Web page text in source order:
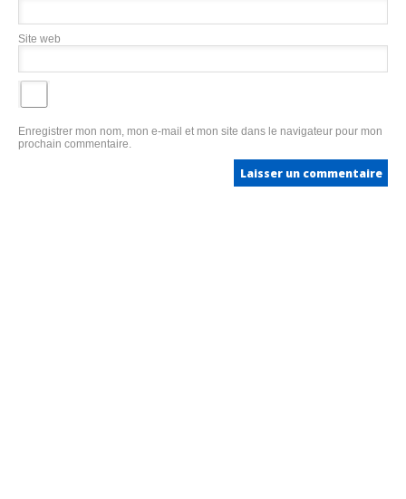
Site web
Enregistrer mon nom, mon e-mail et mon site dans le navigateur pour mon
prochain commentaire.